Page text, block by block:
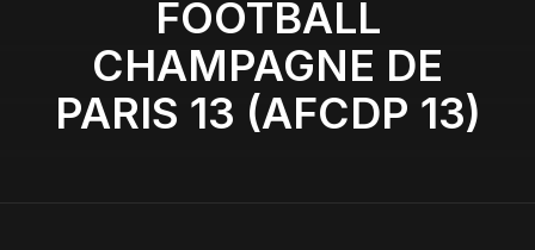
FOOTBALL
CHAMPAGNE DE
PARIS 13 (AFCDP 13)